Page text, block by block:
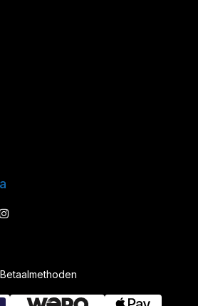
Betaalmethoden